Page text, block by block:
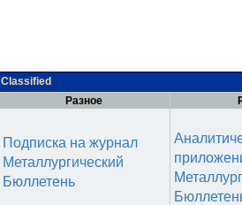
Classified
Разное
Подписка на журнал
Металлургический
Бюллетень